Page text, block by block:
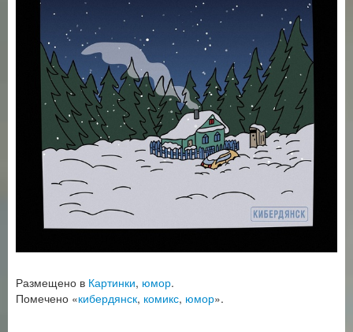
Размещено в Картинки, юмор.
Помечено «кибердянск, комикс, юмор».